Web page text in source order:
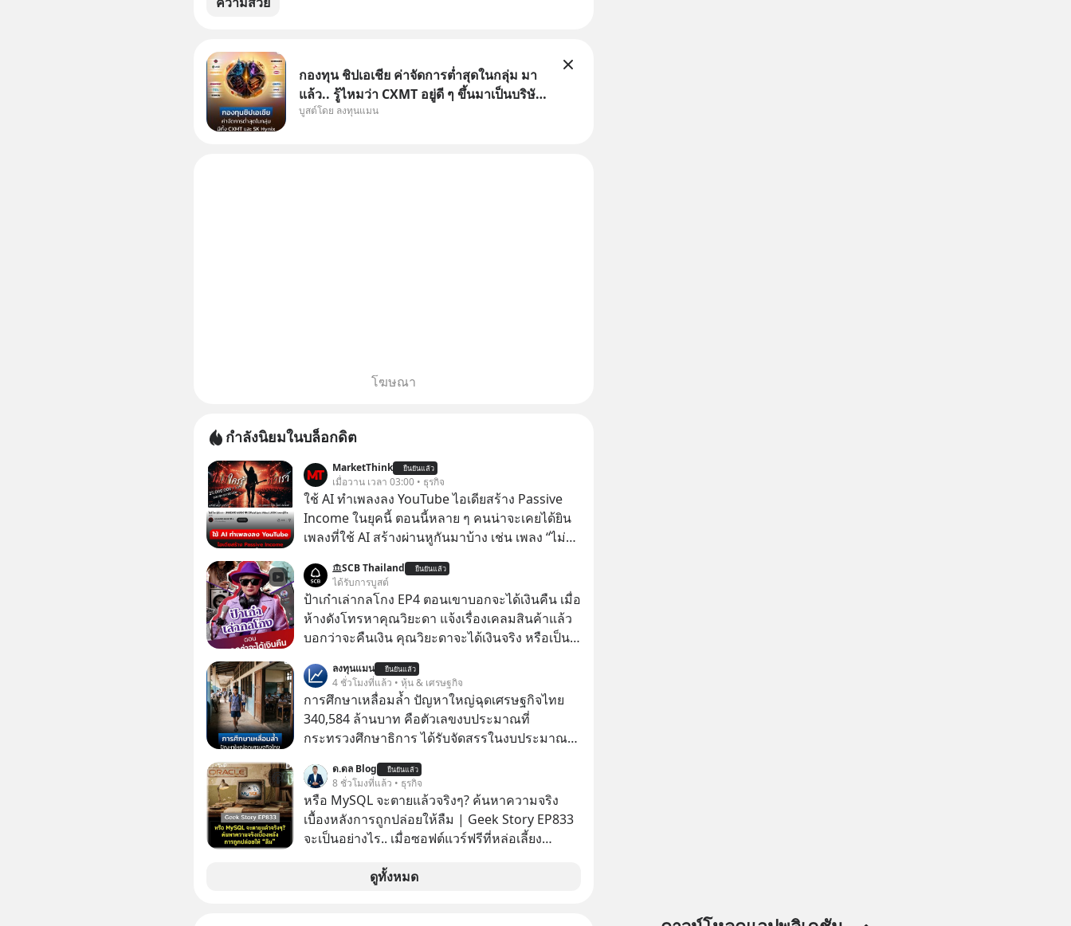
กองทุน ชิปเอเชีย ค่าจัดการต่ำสุดในกลุ่ม มา
แล้ว.. รู้ไหมว่า CXMT อยู่ดี ๆ ขึ้นมาเป็นบริษัท
อันดับ 1 ในจีนแซงหน้า Tencent ขณะ
บูสต์โดย ลงทุนแมน
โฆษณา
กำลังนิยมในบล็อกดิต
MarketThink ยืนยันแล้ว
เมื่อวาน เวลา 03:00 • ธุรกิจ
ใช้ AI ทำเพลงลง YouTube ไอเดียสร้าง Passive
Income ในยุคนี้ ตอนนี้หลาย ๆ คนน่าจะเคยได้ยิน
เพลงที่ใช้ AI สร้างผ่านหูกันมาบ้าง เช่น เพลง “ไม่มี
ตอนนี้มียอดรับชมกว่า 26 ล้านครั้งแล้ว
SCB Thailand ยืนยันแล้ว
ได้รับการบูสต์
ป้าเก๋าเล่ากลโกง EP4 ตอนเขาบอกจะได้เงินคืน เมื่อ
ห้างดังโทรหาคุณวิยะดา แจ้งเรื่องเคลมสินค้าแล้ว
บอกว่าจะคืนเงิน คุณวิยะดาจะได้เงินจริง หรือเป็น
ตอน “เขาบอกว่าจะได้เงินคืน” #ป้าเก๋าเล่ากลโกง
#แก้เกมกลโกง #อยู่อย่างยั่งยืน #Cybersecurity
#เตือนภัยออนไลน์
ลงทุนแมน ยืนยันแล้ว
4 ชั่วโมงที่แล้ว • หุ้น & เศรษฐกิจ
การศึกษาเหลื่อมล้ำ ปัญหาใหญ่ฉุดเศรษฐกิจไทย
340,584 ล้านบาท คือตัวเลขงบประมาณที่
กระทรวงศึกษาธิการ ได้รับจัดสรรในงบประมาณ
จากกระทรวงการคลัง
ด.ดล Blog ยืนยันแล้ว
8 ชั่วโมงที่แล้ว • ธุรกิจ
หรือ MySQL จะตายแล้วจริงๆ? ค้นหาความจริง
เบื้องหลังการถูกปล่อยให้ลืม | Geek Story EP833
จะเป็นอย่างไร.. เมื่อซอฟต์แวร์ฟรีที่หล่อเลี้ยง
ดูทั้งหมด